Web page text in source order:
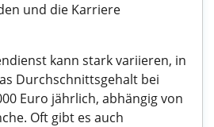
und die Karriere
kann stark variieren, in
Durchschnittsgehalt bei
Euro jährlich, abhängig von
Oft gibt es auch